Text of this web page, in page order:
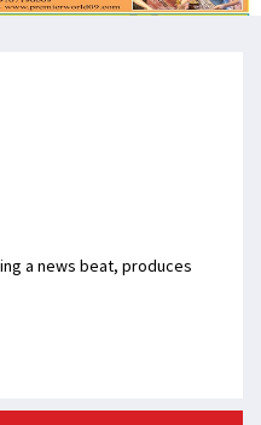
a news beat, produces